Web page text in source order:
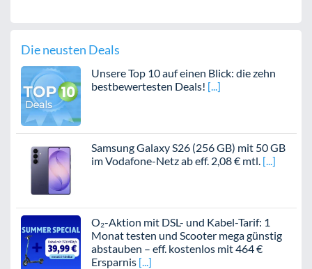
Die neusten Deals
Unsere Top 10 auf einen Blick: die zehn
bestbewertesten Deals!
Samsung Galaxy S26 (256 GB) mit 50 GB
im Vodafone-Netz ab eff. 2,08 € mtl.
O₂-Aktion mit DSL- und Kabel-Tarif: 1
Monat testen und Scooter mega günstig
abstauben – eff. kostenlos mit 464 €
Ersparnis